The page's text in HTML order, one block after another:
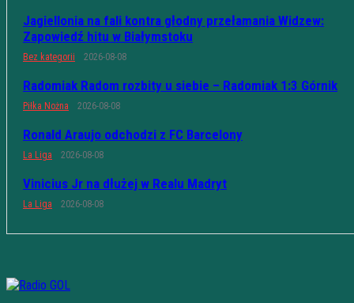
Jagiellonia na fali kontra głodny przełamania Widzew:
Zapowiedź hitu w Białymstoku
Bez kategorii 2026-08-08
Radomiak Radom rozbity u siebie – Radomiak 1:3 Górnik
Piłka Nożna 2026-08-08
Ronald Araujo odchodzi z FC Barcelony
La Liga 2026-08-08
Vinicius Jr na dłużej w Realu Madryt
La Liga 2026-08-08